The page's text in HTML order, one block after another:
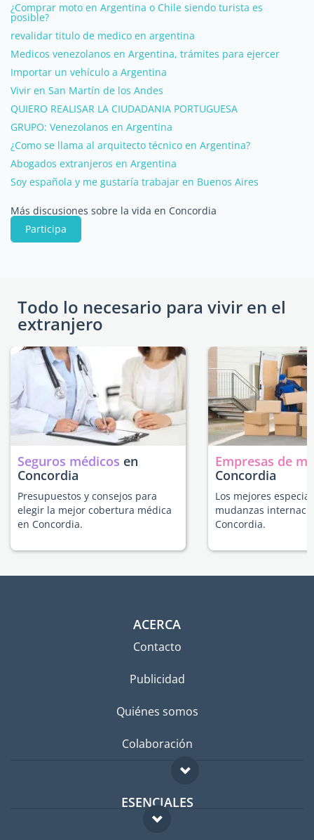
¿Comprar moto en Argentina o Chile siendo turista es
posible?
revalidar titulo de medico en argentina
Medicos venezolanos en Argentina, trámites para ejercer
Importar un vehículo a Argentina
Vivir en San Martín de los Andes
QUIERO REALISAR LA CIUDADANIA PORTUGUESA
GRUPO: Venezolanos en Argentina
¿Como se llama al arquitecto técnico en Argentina?
Abogados extranjeros en Argentina
Soy española y me gustaría trabajar en Buenos Aires
Más discusiones sobre la vida en Concordia
Participa
Todo lo necesario para vivir en el
extranjero
Seguros médicos en
Concordia
Presupuestos y consejos para
elegir la mejor cobertura médica
en Concordia.
Empresas de
Concordia
Los mejores
mudanzas
Concordia.
ACERCA
Contacto
Publicidad
Quiénes somos
Colaboración
ESENCIALES
Foro para expatriados